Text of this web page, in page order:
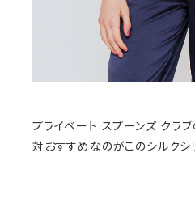
プライベート スプーンズ クラ
対おすすめなのがこのシルクシ